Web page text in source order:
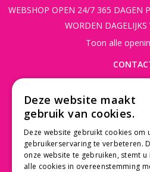
WEBSHOP OPEN 24/7 365 DAGEN
WORDEN
Toon alle
3997 MK 't
030 - 60 11
Deze website maakt
gebruik van cookies.
Deze website gebruikt cookies om
gebruikerservaring te verbeteren.
onze website te gebruiken, stemt u
alle cookies in overeenstemming